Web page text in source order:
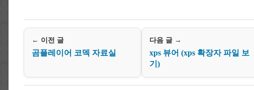
← 이전 글
곰플레이어 코덱 자료실
다음 글 →
xps 뷰어 (xps 확장자 파일 보
기)